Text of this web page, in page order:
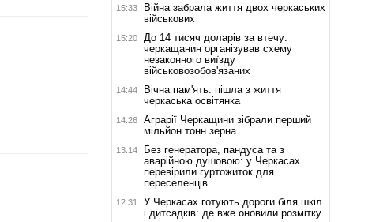
15:33
Війна забрала життя двох черкаських
військових
15:20
До 14 тисяч доларів за втечу:
черкащанин організував схему
незаконного виїзду
військовозобов'язаних
14:44
Вічна пам'ять: пішла з життя
черкаська освітянка
14:26
Аграрії Черкащини зібрали перший
мільйон тонн зерна
13:14
Без генератора, пандуса та з
аварійною душовою: у Черкасах
перевірили гуртожиток для
переселенців
12:31
У Черкасах готують дороги біля шкіл
і дитсадків: де вже оновили розмітку